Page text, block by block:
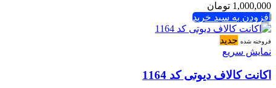
1,000,000 تومان
افزودن به سبد خرید
فروخته شده جدید
نمایش سریع
اکانت کالاف دیوتی کد 1164